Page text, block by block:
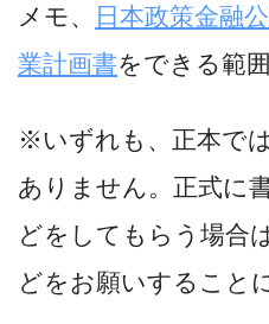
メモ、
日本政策金融
業計画書をできる範
※いずれも、正本で
ありません。正式に
どをしてもらう場合
どをお願いすること